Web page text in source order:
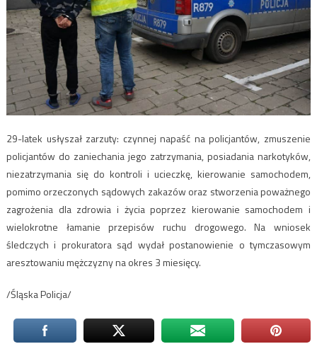
29-latek usłyszał zarzuty: czynnej napaść na policjantów, zmuszenie
policjantów do zaniechania jego zatrzymania, posiadania narkotyków,
niezatrzymania się do kontroli i ucieczkę, kierowanie samochodem,
pomimo orzeczonych sądowych zakazów oraz stworzenia poważnego
zagrożenia dla zdrowia i życia poprzez kierowanie samochodem i
wielokrotne łamanie przepisów ruchu drogowego. Na wniosek
śledczych i prokuratora sąd wydał postanowienie o tymczasowym
aresztowaniu mężczyzny na okres 3 miesięcy.
/Śląska Policja/